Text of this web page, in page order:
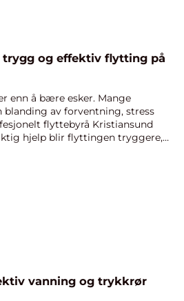
enn å bære esker. Mange
av forventning, stress
flyttebyrå Kristiansund
hjelp blir flyttingen tryggere,
vanning og trykkrør